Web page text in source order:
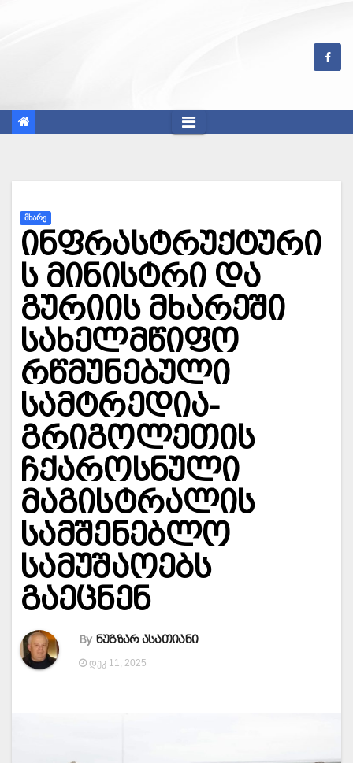
ᲛᲮᲐᲠᲔ
ინფრასტრუქტური
ს მინისტრი და
გურიის მხარეში
სახელმწიფო
რწმუნებული
სამტრედია-
გრიგოლეთის
ჩქაროსნული
მაგისტრალის
სამშენებლო
სამუშაოებს
გაეცნენ
By ნუგზარ ასათიანი
ᲓᲔᲙ 11, 2025